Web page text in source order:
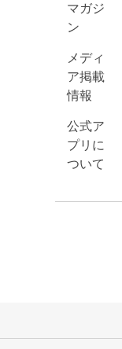
マガジ
ン
メディ
ア掲載
情報
公式ア
プリに
ついて